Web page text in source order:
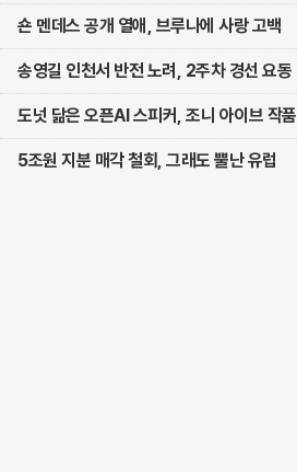
숀 멘데스 공개 열애, 브루나에 사랑 고백
송영길 인천서 반전 노려, 2주차 경선 요동
도넛 닮은 오픈AI 스피커, 조니 아이브 작품
5조원 지분 매각 철회, 그래도 뿔난 유럽